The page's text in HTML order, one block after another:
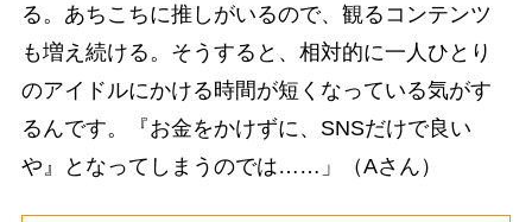
る。あちこちに推しがいるので、観るコンテンツ
も増え続ける。そうすると、相対的に一人ひとり
のアイドルにかける時間が短くなっている気がす
るんです。『お金をかけずに、SNSだけで良い
や』となってしまうのでは……」（Aさん）